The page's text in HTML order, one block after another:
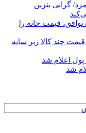
دستمزد/ گرانی بنزین
قیمت خانه را
چند کالا زیر سایه
اعلام شد
شد